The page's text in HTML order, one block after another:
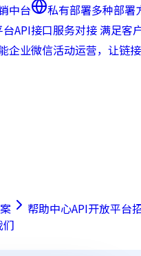
中台 私有部署多种部署
台API接口服务对接 满足客
企业微信活动运营，让链接
帮助中心API开放平台
们